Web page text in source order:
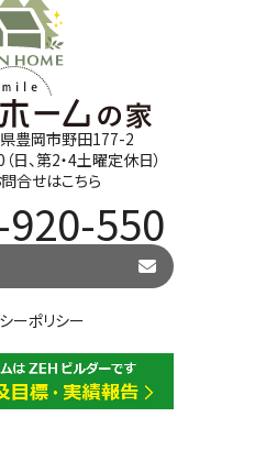
豊岡市野田177-2
、第2・4土曜定休日）
合せはこちら
550
ーポリシー